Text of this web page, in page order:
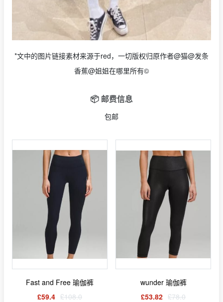
*文中的图片链接素材来源于red，一切版权归原作者@猫@发条
香蕉@姐姐在哪里所有©
📦 邮费信息
包邮
Fast and Free 瑜伽裤
£59.4 £108.0
wunder 瑜伽裤
£53.82 £78.0